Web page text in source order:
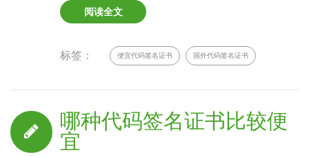
阅读全文
标签： 便宜代码签名证书 国外代码签名证书
哪种代码签名证书比较便
宜